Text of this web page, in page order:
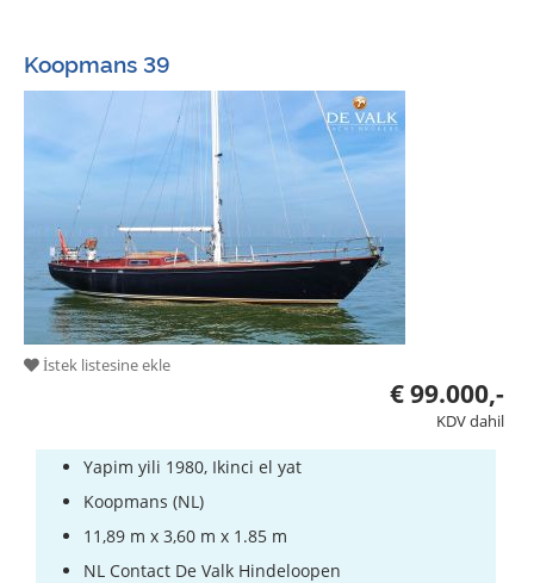
Koopmans 39
İstek listesine ekle
€ 99.000,-
KDV dahil
Yapim yili 1980, Ikinci el yat
Koopmans (NL)
11,89 m x 3,60 m x 1.85 m
NL Contact De Valk Hindeloopen